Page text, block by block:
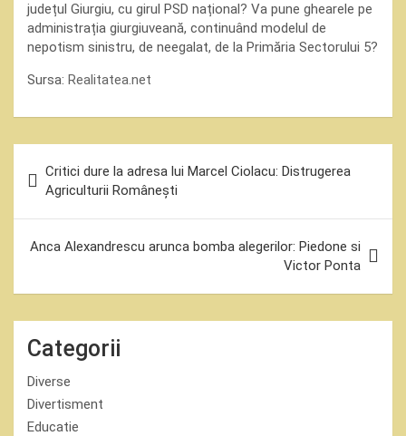
județul Giurgiu, cu girul PSD național? Va pune ghearele pe
administrația giurgiuveană, continuând modelul de
nepotism sinistru, de neegalat, de la Primăria Sectorului 5?
Sursa: Realitatea.net
în
articole
Critici dure la adresa lui Marcel Ciolacu: Distrugerea
Agriculturii Românești
Anca Alexandrescu arunca bomba alegerilor: Piedone si
Victor Ponta
Categorii
Diverse
Divertisment
Educatie